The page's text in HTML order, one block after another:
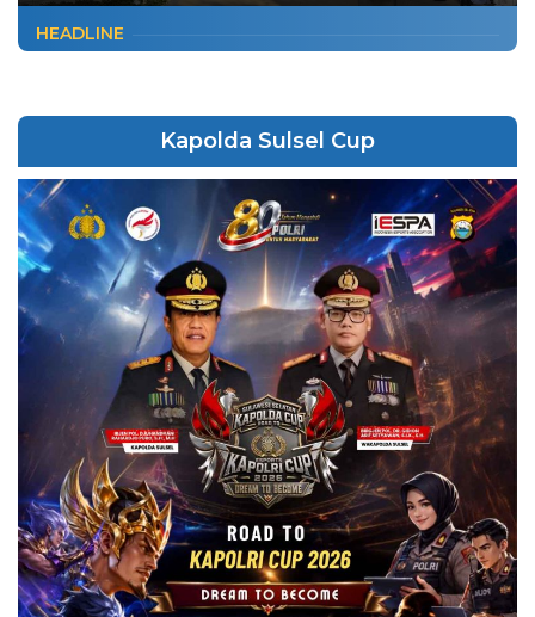
HEADLINE
Kapolda Sulsel Cup